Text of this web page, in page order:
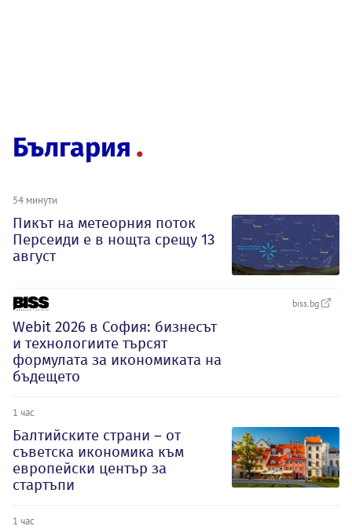
България
54 минути
Пикът на метеорния поток
Персеиди е в нощта срещу 13
август
biss.bg
Webit 2026 в София: бизнесът
и технологиите търсят
формулата за икономиката на
бъдещето
1 час
Балтийските страни – от
съветска икономика към
европейски център за
стартъпи
1 час